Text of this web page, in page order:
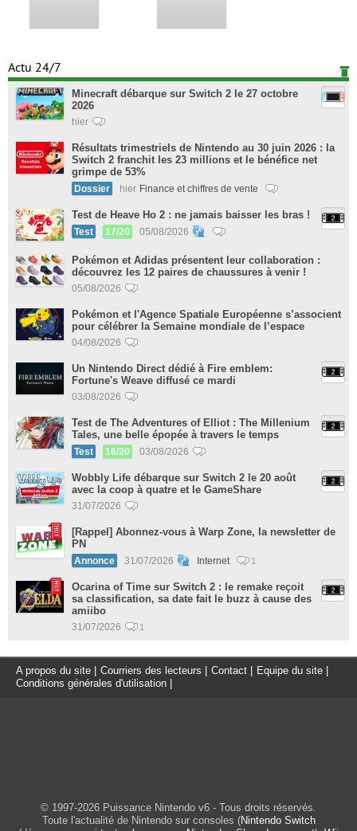
Actu 24/7
Minecraft débarque sur Switch 2 le 27 octobre
2026
hier
Résultats trimestriels de Nintendo au 30 juin 2026 : la
Switch 2 franchit les 23 millions et le bénéfice net
grimpe de 53%
Dossier hier Finance et chiffres de vente
Test de Heave Ho 2 : ne jamais baisser les bras !
Test 17/20 05/08/2026
Pokémon et Adidas présentent leur collaboration :
découvrez les 12 paires de chaussures à venir !
05/08/2026
Pokémon et l'Agence Spatiale Européenne s’associent
pour célébrer la Semaine mondiale de l’espace
04/08/2026
Un Nintendo Direct dédié à Fire emblem:
Fortune's Weave diffusé ce mardi
03/08/2026
Test de The Adventures of Elliot : The Millenium
Tales, une belle épopée à travers le temps
Test 16/20 03/08/2026
Wobbly Life débarque sur Switch 2 le 20 août
avec la coop à quatre et le GameShare
31/07/2026
[Rappel] Abonnez-vous à Warp Zone, la newsletter de
PN
Annonce 31/07/2026 Internet 1
Ocarina of Time sur Switch 2 : le remake reçoit
sa classification, sa date fait le buzz à cause des
amiibo
31/07/2026 1
A propos du site Courriers des lecteurs Contact Equipe du site
Conditions générales d'utilisation
© 1997-2026 Puissance Nintendo v6 - Tous droits réservés.
Toute l'actualité de Nintendo sur consoles (Nintendo Switch